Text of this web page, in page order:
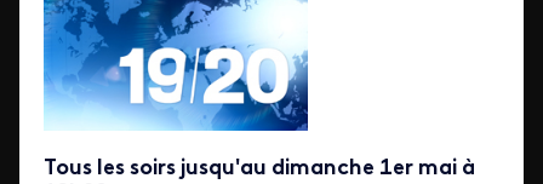
Tous les soirs jusqu'au dimanche 1er mai à